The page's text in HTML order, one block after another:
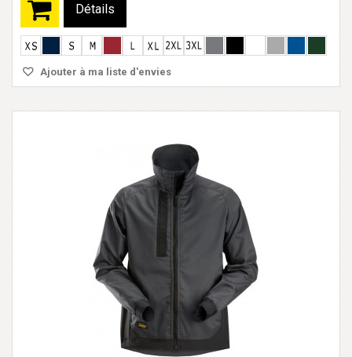
Détails
Ajouter à ma liste d'envies